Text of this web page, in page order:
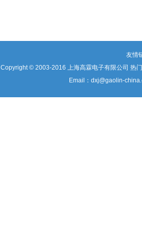
友情
Copyright © 2003-2016 上海高霖电子有限公司 热
Email：dxj@gaolin-